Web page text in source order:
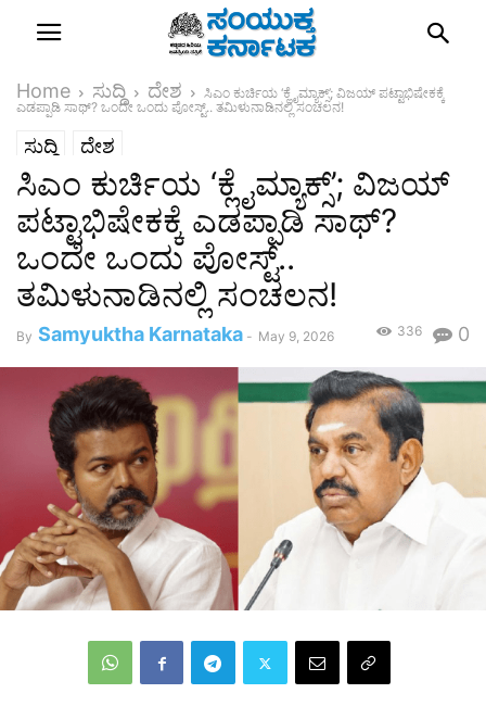
Home ಸುದ್ದಿ ದೇಶ
ಸಿಎಂ ಕುರ್ಚಿಯ ‘ಕ್ಲೈಮ್ಯಾಕ್ಸ್’; ವಿಜಯ್ ಪಟ್ಟಾಭಿಷೇಕಕ್ಕೆ
ಎಡಪ್ಪಾಡಿ ಸಾಥ್? ಒಂದೇ ಒಂದು ಪೋಸ್ಟ್.. ತಮಿಳುನಾಡಿನಲ್ಲಿ ಸಂಚಲನ!
ಸುದ್ದಿ ದೇಶ
ಸಿಎಂ ಕುರ್ಚಿಯ ‘ಕ್ಲೈಮ್ಯಾಕ್ಸ್’; ವಿಜಯ್
ಪಟ್ಟಾಭಿಷೇಕಕ್ಕೆ ಎಡಪ್ಪಾಡಿ ಸಾಥ್?
ಒಂದೇ ಒಂದು ಪೋಸ್ಟ್..
ತಮಿಳುನಾಡಿನಲ್ಲಿ ಸಂಚಲನ!
By Samyuktha Karnataka - May 9, 2026 0
336